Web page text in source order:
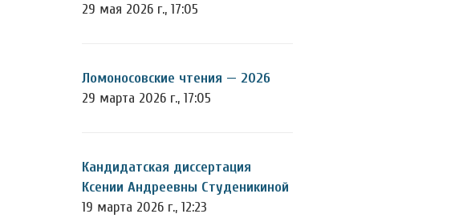
29 мая 2026 г., 17:05
Ломоносовские чтения — 2026
29 марта 2026 г., 17:05
Кандидатская диссертация
Ксении Андреевны Студеникиной
19 марта 2026 г., 12:23